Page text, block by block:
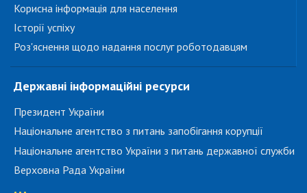
Корисна інформація для населення
Історії успіху
Роз'яснення щодо надання послуг роботодавцям
Державні інформаційні ресурси
Президент України
Національне агентство з питань запобігання корупції
Національне агентство України з питань державної служби
Верховна Рада України
...